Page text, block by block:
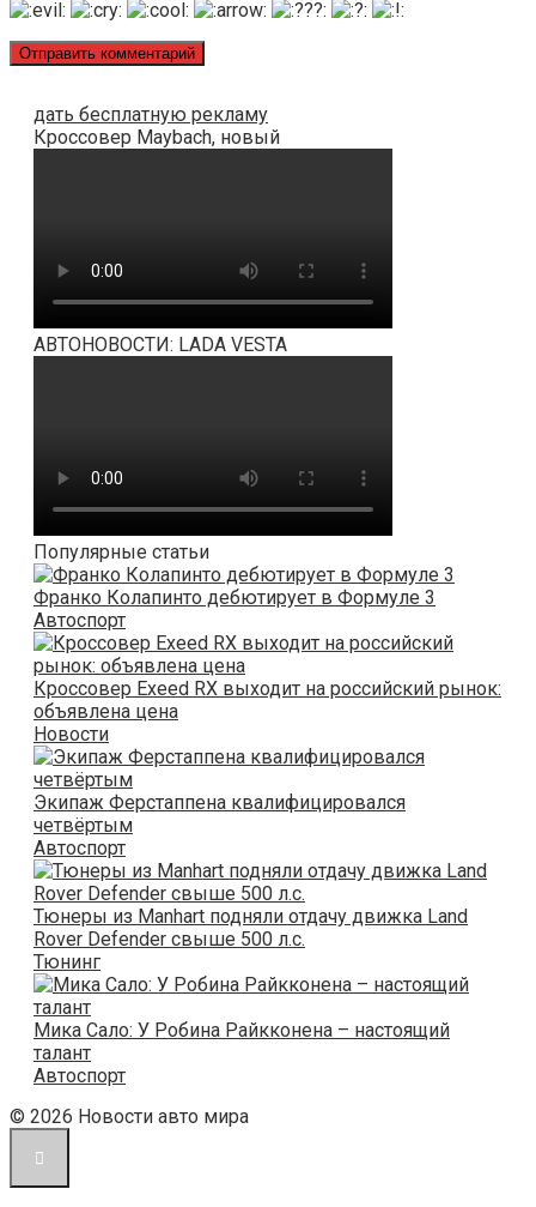
дать бесплатную рекламу
Кроссовер Maybach, новый
АВТОНОВОСТИ: LADA VESTA
Популярные статьи
Франко Колапинто дебютирует в Формуле 3
Автоспорт
Кроссовер Exeed RX выходит на российский рынок:
объявлена цена
Новости
Экипаж Ферстаппена квалифицировался
четвёртым
Автоспорт
Тюнеры из Manhart подняли отдачу движка Land
Rover Defender свыше 500 л.с.
Тюнинг
Мика Сало: У Робина Райкконена – настоящий
талант
Автоспорт
© 2026 Новости авто мира